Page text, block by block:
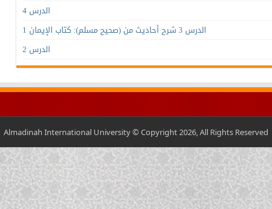
الدرس 4
الدرس 3 شرح أحاديث من (صحيح مسلم): كتاب الإيمان 1
الدرس 2
Almadinah International University © Copyright 2026, All Rights Reserved